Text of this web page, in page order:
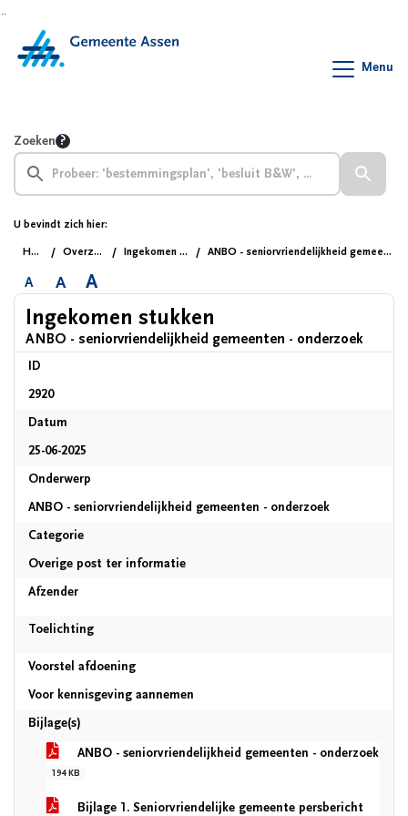
Menu
Zoeken
U bevindt zich hier:
Home Overzichten Ingekomen stukken ANBO - seniorvriendelijkheid gemeenten - onderzoek
A A A
Ingekomen stukken
ANBO - seniorvriendelijkheid gemeenten - onderzoek
ID
2920
Datum
25-06-2025
Onderwerp
ANBO - seniorvriendelijkheid gemeenten - onderzoek
Categorie
Overige post ter informatie
Afzender
Toelichting
Voorstel afdoening
Voor kennisgeving aannemen
Bijlage(s)
ANBO - seniorvriendelijkheid gemeenten - onderzoek
194 KB
Bijlage 1. Seniorvriendelijke gemeente persbericht